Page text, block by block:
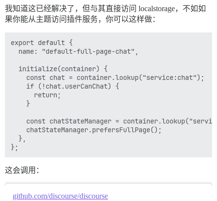
我知道这已经解决了，但与其直接访问 localstorage，不如如
果你能从主题访问插件服务，你可以这样做：
export default {
  name: "default-full-page-chat",
  initialize(container) {
    const chat = container.lookup("service:chat");
    if (!chat.userCanChat) {
      return;
    }
const chatStateManager =
    chatStateManager.prefersFullPage();
  },
这会调用：
github.com/discourse/discourse